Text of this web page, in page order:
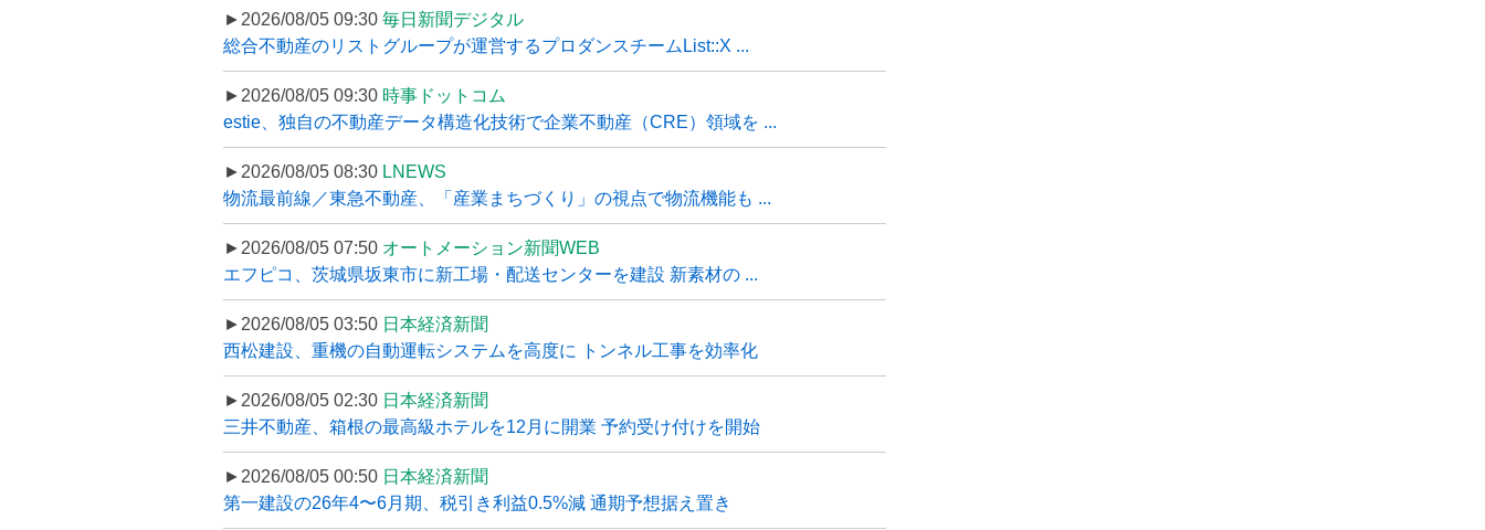
►2026/08/05 09:30 毎日新聞デジタル
総合不動産のリストグループが運営するプロダンスチームList::X ...
►2026/08/05 09:30 時事ドットコム
estie、独自の不動産データ構造化技術で企業不動産（CRE）領域を ...
►2026/08/05 08:30 LNEWS
物流最前線／東急不動産、「産業まちづくり」の視点で物流機能も ...
►2026/08/05 07:50 オートメーション新聞WEB
エフピコ、茨城県坂東市に新工場・配送センターを建設 新素材の ...
►2026/08/05 03:50 日本経済新聞
西松建設、重機の自動運転システムを高度に トンネル工事を効率化
►2026/08/05 02:30 日本経済新聞
三井不動産、箱根の最高級ホテルを12月に開業 予約受け付けを開始
►2026/08/05 00:50 日本経済新聞
第一建設の26年4〜6月期、税引き利益0.5%減 通期予想据え置き